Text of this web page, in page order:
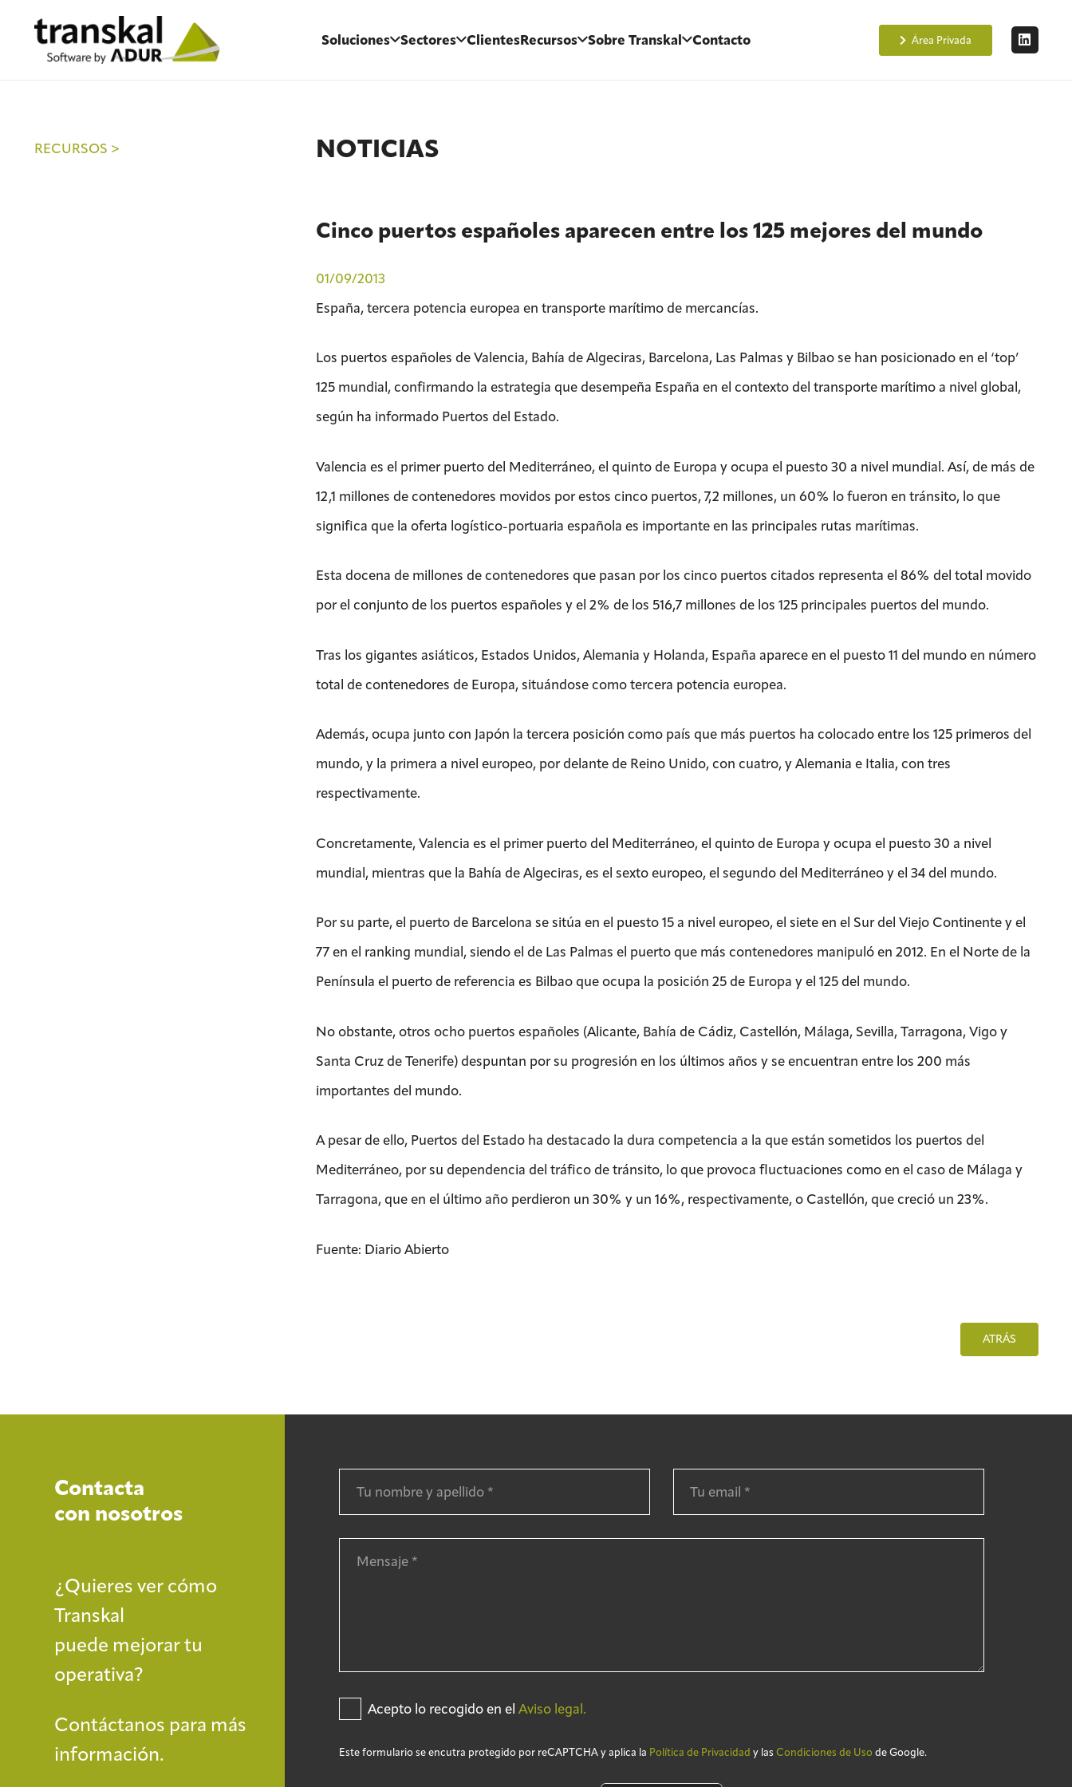
Soluciones Sectores ClientesRecursos Sobre Transkal Contacto Área Privada
RECURSOS > NOTICIAS
Cinco puertos españoles aparecen entre los 125 mejores del mundo
01/09/2013
España, tercera potencia europea en transporte marítimo de mercancías.
Los puertos españoles de Valencia, Bahía de Algeciras, Barcelona, Las Palmas y Bilbao se han posicionado en el ‘top’
125 mundial, confirmando la estrategia que desempeña España en el contexto del transporte marítimo a nivel global,
según ha informado Puertos del Estado.
Valencia es el primer puerto del Mediterráneo, el quinto de Europa y ocupa el puesto 30 a nivel mundial. Así, de más de
12,1 millones de contenedores movidos por estos cinco puertos, 7,2 millones, un 60% lo fueron en tránsito, lo que
significa que la oferta logístico-portuaria española es importante en las principales rutas marítimas.
Esta docena de millones de contenedores que pasan por los cinco puertos citados representa el 86% del total movido
por el conjunto de los puertos españoles y el 2% de los 516,7 millones de los 125 principales puertos del mundo.
Tras los gigantes asiáticos, Estados Unidos, Alemania y Holanda, España aparece en el puesto 11 del mundo en número
total de contenedores de Europa, situándose como tercera potencia europea.
Además, ocupa junto con Japón la tercera posición como país que más puertos ha colocado entre los 125 primeros del
mundo, y la primera a nivel europeo, por delante de Reino Unido, con cuatro, y Alemania e Italia, con tres
respectivamente.
Concretamente, Valencia es el primer puerto del Mediterráneo, el quinto de Europa y ocupa el puesto 30 a nivel
mundial, mientras que la Bahía de Algeciras, es el sexto europeo, el segundo del Mediterráneo y el 34 del mundo.
Por su parte, el puerto de Barcelona se sitúa en el puesto 15 a nivel europeo, el siete en el Sur del Viejo Continente y el
77 en el ranking mundial, siendo el de Las Palmas el puerto que más contenedores manipuló en 2012. En el Norte de la
Península el puerto de referencia es Bilbao que ocupa la posición 25 de Europa y el 125 del mundo.
No obstante, otros ocho puertos españoles (Alicante, Bahía de Cádiz, Castellón, Málaga, Sevilla, Tarragona, Vigo y
Santa Cruz de Tenerife) despuntan por su progresión en los últimos años y se encuentran entre los 200 más
importantes del mundo.
A pesar de ello, Puertos del Estado ha destacado la dura competencia a la que están sometidos los puertos del
Mediterráneo, por su dependencia del tráfico de tránsito, lo que provoca fluctuaciones como en el caso de Málaga y
Tarragona, que en el último año perdieron un 30% y un 16%, respectivamente, o Castellón, que creció un 23%.
Fuente: Diario Abierto
ATRÁS
Contacta
con nosotros
¿Quieres ver cómo
Transkal
puede mejorar tu
operativa?
Contáctanos para más
información.
Acepto lo recogido en elAviso legal.
Este formulario se encutra protegido por reCAPTCHA y aplica la Política de Privacidad y las Condiciones de Uso de Google.